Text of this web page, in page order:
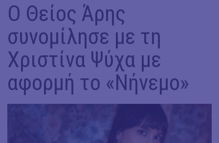
Ο Θείος Άρης
συνομίλησε με τη
Χριστίνα Ψύχα με
αφορμή το «Νήνεμο»